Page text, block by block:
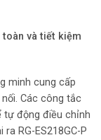
toàn và tiết kiệm
minh cung cấp
Các công tắc
tự động điều chỉnh
RG-ES218GC-P